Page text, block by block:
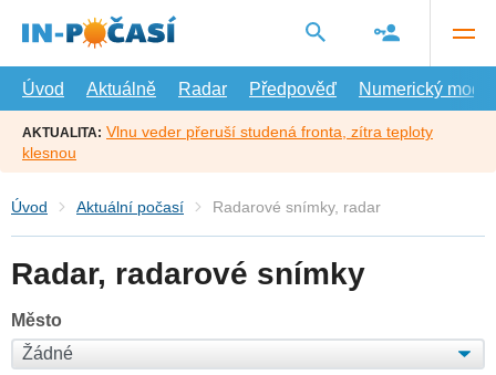
hlavní
Úvod
Aktuálně Radar Předpověď Numerický model
AKTUALITA: Vlnu veder přeruší studená fronta, zítra teploty
klesnou
Úvod Aktuální počasí Radarové snímky, radar
Radar, radarové snímky
Město